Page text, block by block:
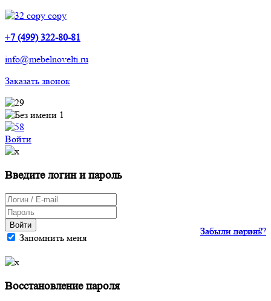
+7 (499) 322-80-81
info@mebelnovelti.ru
Заказать звонок
Войти
Введите логин и пароль
Войти
Запомнить меня
Забыли пароль?
Забыли логин?
Восстановление пароля